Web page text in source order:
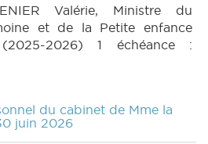
Valérie, Ministre du
et de la Petite enfance
2026) 1 échéance :
du cabinet de Mme la
juin 2026